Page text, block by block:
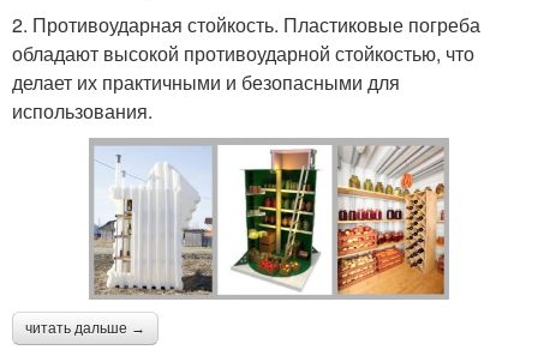
2. Противоударная стойкость. Пластиковые погреба
обладают высокой противоударной стойкостью, что
делает их практичными и безопасными для
использования.
читать дальше →